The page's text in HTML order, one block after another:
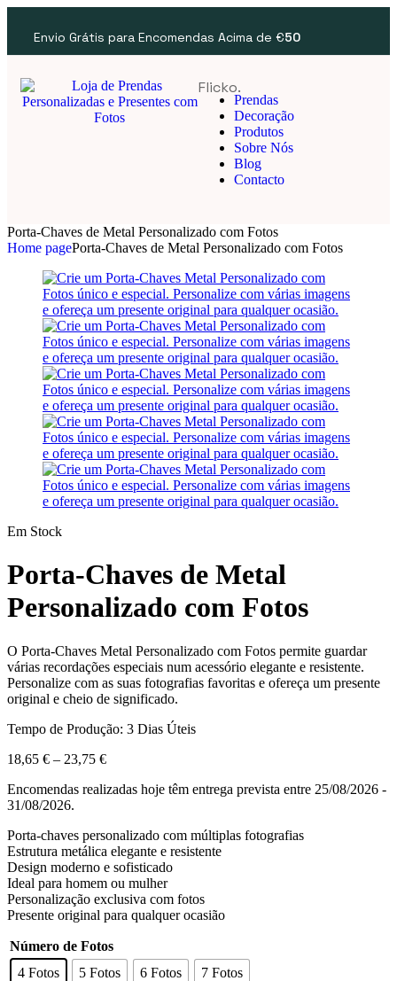
Envio Grátis para Encomendas Acima de €50
Prendas
Decoração
Produtos
Sobre Nós
Blog
Contacto
Flicko.
Porta-Chaves de Metal Personalizado com Fotos
Home pagePorta-Chaves de Metal Personalizado com Fotos
Em Stock
Porta-Chaves de Metal
Personalizado com Fotos
O Porta-Chaves Metal Personalizado com Fotos permite guardar
várias recordações especiais num acessório elegante e resistente.
Personalize com as suas fotografias favoritas e ofereça um presente
original e cheio de significado.
Tempo de Produção: 3 Dias Úteis
18,65 € – 23,75 €
Encomendas realizadas hoje têm entrega prevista entre 25/08/2026 -
31/08/2026.
Porta-chaves personalizado com múltiplas fotografias
Estrutura metálica elegante e resistente
Design moderno e sofisticado
Ideal para homem ou mulher
Personalização exclusiva com fotos
Presente original para qualquer ocasião
Número de Fotos
4 Fotos
5 Fotos 6 Fotos
7 Fotos